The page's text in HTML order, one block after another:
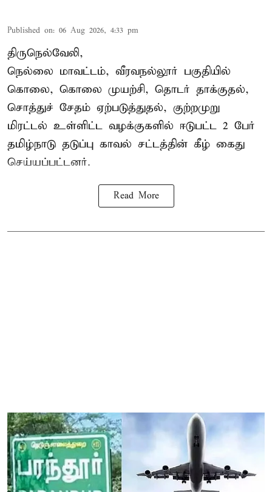
Published on: 06 Aug 2026, 4:33 pm
திருநெல்வேலி,
நெல்லை மாவட்டம், வீரவநல்லூர் பகுதியில்
கொலை, கொலை முயற்சி, தொடர் தாக்குதல்,
சொத்துச் சேதம் ஏற்படுத்துதல், குற்றமுறு
மிரட்டல் உள்ளிட்ட வழக்குகளில் ஈடுபட்ட 2 பேர்
தமிழ்நாடு தடுப்பு காவல் சட்டத்தின் கீழ் கைது
செய்யப்பட்டனர்.
Read More